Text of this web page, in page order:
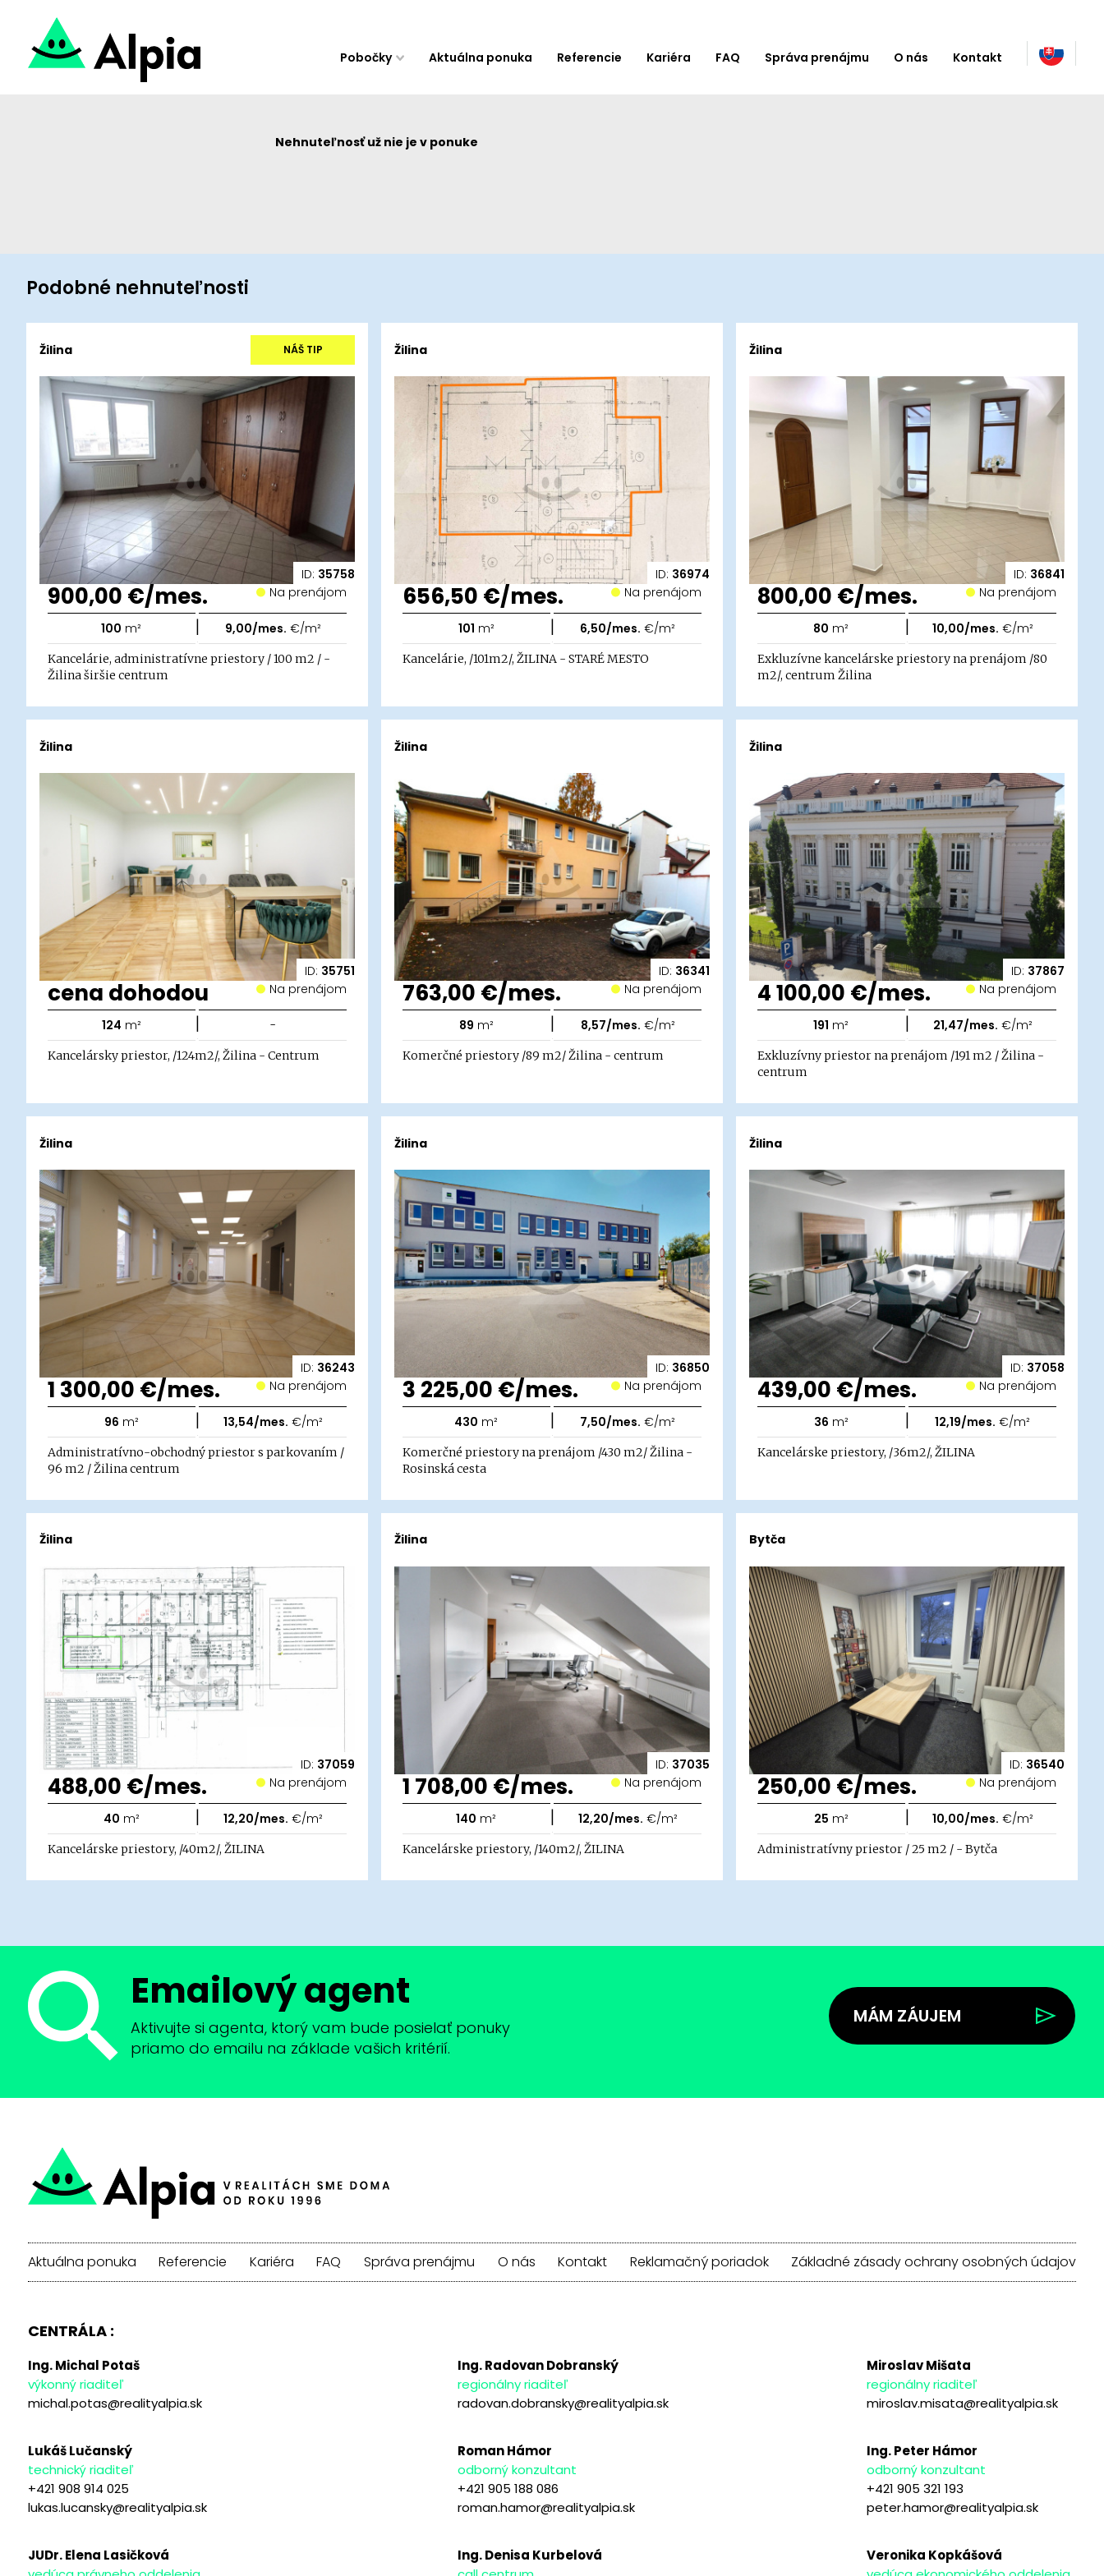
Pobočky Aktuálna ponuka Referencie Kariéra FAQ Správa prenájmu O nás Kontakt
Nehnuteľnosť už nie je v ponuke
Podobné nehnuteľnosti
ID: 35758
Žilina NÁŠ TIP
900,00 €/mes. Na prenájom
100 m² | 9,00/mes. €/m²
Kancelárie, administratívne priestory / 100 m2 / -
Žilina širšie centrum
ID: 36974
Žilina
656,50 €/mes. Na prenájom
101 m² | 6,50/mes. €/m²
Kancelárie, /101m2/, ŽILINA - STARÉ MESTO
ID: 36841
Žilina
800,00 €/mes. Na prenájom
80 m² | 10,00/mes. €/m²
Exkluzívne kancelárske priestory na prenájom /80
m2/, centrum Žilina
ID: 35751
Žilina
cena dohodou Na prenájom
124 m² | -
Kancelársky priestor, /124m2/, Žilina - Centrum
ID: 36341
Žilina
763,00 €/mes. Na prenájom
89 m² | 8,57/mes. €/m²
Komerčné priestory /89 m2/ Žilina - centrum
ID: 37867
Žilina
4 100,00 €/mes. Na prenájom
191 m² | 21,47/mes. €/m²
Exkluzívny priestor na prenájom /191 m2 / Žilina -
centrum
ID: 36243
Žilina
1 300,00 €/mes. Na prenájom
96 m² | 13,54/mes. €/m²
Administratívno-obchodný priestor s parkovaním /
96 m2 / Žilina centrum
ID: 36850
Žilina
3 225,00 €/mes. Na prenájom
430 m² | 7,50/mes. €/m²
Komerčné priestory na prenájom /430 m2/ Žilina -
Rosinská cesta
ID: 37058
Žilina
439,00 €/mes. Na prenájom
36 m² | 12,19/mes. €/m²
Kancelárske priestory, /36m2/, ŽILINA
ID: 37059
Žilina
488,00 €/mes. Na prenájom
40 m² | 12,20/mes. €/m²
Kancelárske priestory, /40m2/, ŽILINA
ID: 37035
Žilina
1 708,00 €/mes. Na prenájom
140 m² | 12,20/mes. €/m²
Kancelárske priestory, /140m2/, ŽILINA
ID: 36540
Bytča
250,00 €/mes. Na prenájom
25 m² | 10,00/mes. €/m²
Administratívny priestor / 25 m2 / - Bytča
Emailový agent
Aktivujte si agenta, ktorý vam bude posielať ponuky
priamo do emailu na základe vašich kritérií.
MÁM ZÁUJEM
Aktuálna ponuka Referencie Kariéra FAQ Správa prenájmu O nás Kontakt Reklamačný poriadok Základné zásady ochrany osobných údajov
CENTRÁLA :
Ing. Michal Potaš
výkonný riaditeľ
michal.potas@realityalpia.sk
Ing. Radovan Dobranský
regionálny riaditeľ
radovan.dobransky@realityalpia.sk
Miroslav Mišata
regionálny riaditeľ
miroslav.misata@realityalpia.sk
Lukáš Lučanský
technický riaditeľ
+421 908 914 025
lukas.lucansky@realityalpia.sk
Roman Hámor
odborný konzultant
+421 905 188 086
roman.hamor@realityalpia.sk
Ing. Peter Hámor
odborný konzultant
+421 905 321 193
peter.hamor@realityalpia.sk
JUDr. Elena Lasičková
Ing. Denisa Kurbelová
Veronika Kopkášová